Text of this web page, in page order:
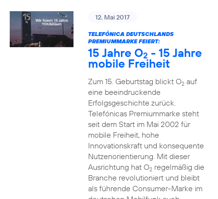
12. Mai 2017
TELEFÓNICA DEUTSCHLANDS
PREMIUMMARKE FEIERT:
15 Jahre O2 - 15 Jahre
mobile Freiheit
Zum 15. Geburtstag blickt O2auf
eine beeindruckende
Erfolgsgeschichte zurück.
Telefónicas Premiummarke steht
seit dem Start im Mai 2002 für
mobile Freiheit, hohe
Innovationskraft und konsequente
Nutzenorientierung. Mit dieser
Ausrichtung hat O2regelmäßig die
Branche revolutioniert und bleibt
als führende Consumer-Marke im